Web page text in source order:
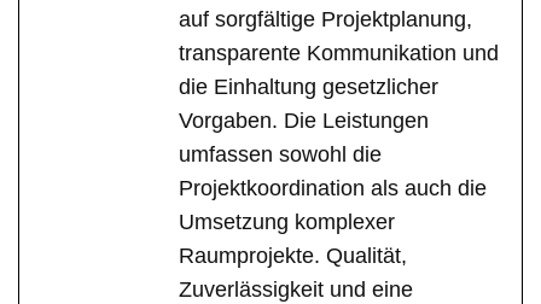
auf sorgfältige Projektplanung,
transparente Kommunikation und
die Einhaltung gesetzlicher
Vorgaben. Die Leistungen
umfassen sowohl die
Projektkoordination als auch die
Umsetzung komplexer
Raumprojekte. Qualität,
Zuverlässigkeit und eine